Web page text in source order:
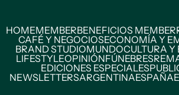
HOMEMEMBERBENEFICIOS MEMBER
CAFÉ Y NEGOCIOSECONOMÍA Y
BRAND STUDIOMUNDOCULTURA Y
LIFESTYLEOPINIÓNFÚNEBRES
EDICIONES ESPECIALES
NEWSLETTERSARGENTINAESPAÑA